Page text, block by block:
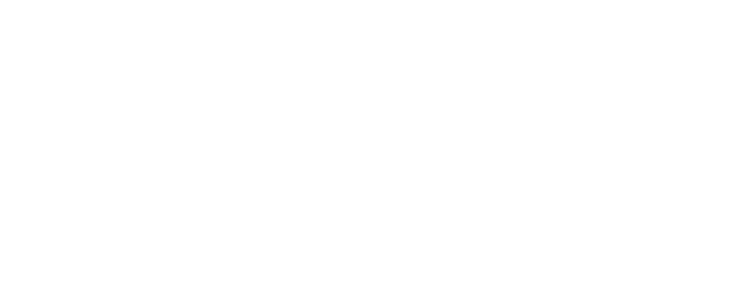
и автообзоры. Автотюнинг, тест-драйвы. Шины, диски, резина